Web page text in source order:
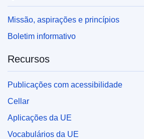
Missão, aspirações e princípios
Boletim informativo
Recursos
Publicações com acessibilidade
Cellar
Aplicações da UE
Vocabulários da UE